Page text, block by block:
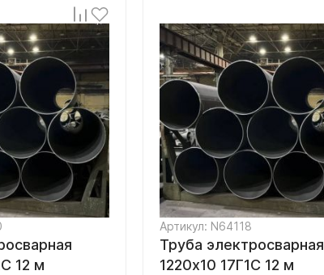
12 м
Артикул: N64118
Труба электросварная
1220х10 17Г1С 12 м